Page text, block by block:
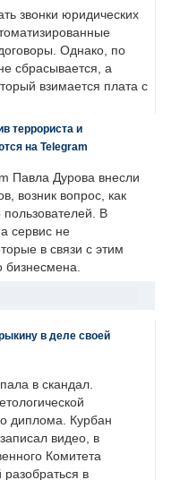
звонки юридических
Однако, по
сбрасывается, а
взимается плата с
террориста и
на Telegram
Павла Дурова внесли
возник вопрос, как
пользователей. В
сервис не
в связи с этим
бизнесмена.
в деле своей
в скандал.
диплома. Курбан
видео, в
Комитета
в